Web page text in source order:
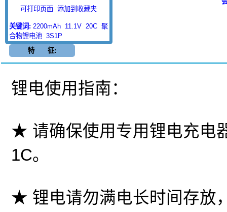
可打印页面
添加到收藏夹
关键词: 2200mAh 11.1V 20C 聚
合物锂电池 3S1P
特 征:
锂电使用指南：
★ 请确保使用专用锂电充电
1C。
★ 锂电请勿满电长时间存放